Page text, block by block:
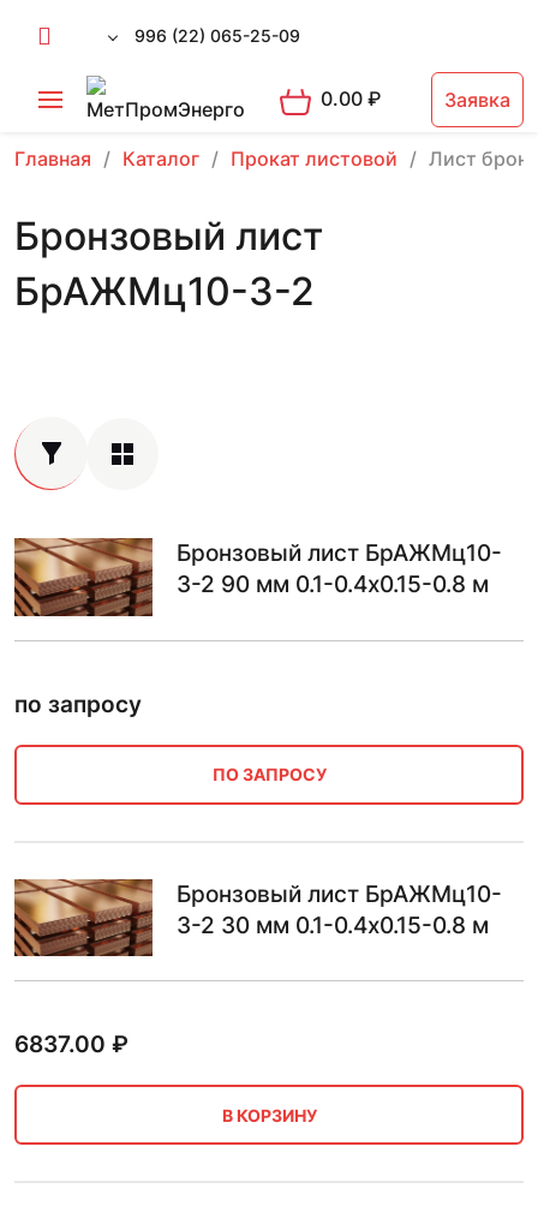
996 (22) 065-25-09
0.00₽ Заявка
Главная Каталог Прокат листовой Лист
Бронзовый лист
БрАЖМц10-3-2
Бронзовый лист БрАЖМц10-
3-2 90 мм 0.1-0.4х0.15-0.8 м
по запросу
ПО ЗАПРОСУ
Бронзовый лист БрАЖМц10-
3-2 30 мм 0.1-0.4х0.15-0.8 м
6837.00 ₽
В КОРЗИНУ